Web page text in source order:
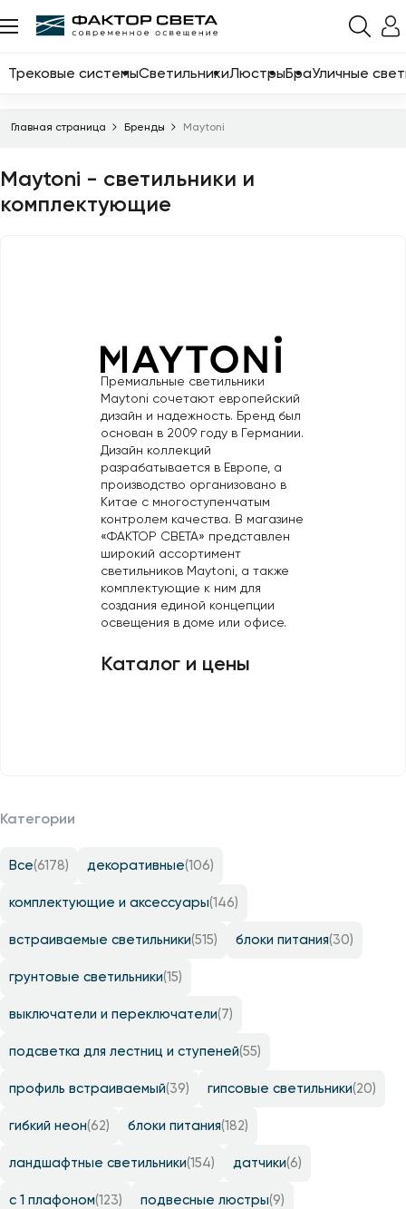
Трековые системыСветильникиЛюстрыБраУличные
Главная страница Бренды Maytoni
Maytoni - светильники и
комплектующие
Премиальные светильники
Maytoni сочетают европейский
дизайн и надежность. Бренд был
основан в 2009 году в Германии.
Дизайн коллекций
разрабатывается в Европе, а
производство организовано в
Китае с многоступенчатым
контролем качества. В магазине
«ФАКТОР СВЕТА» представлен
широкий ассортимент
светильников Maytoni, а также
комплектующие к ним для
создания единой концепции
освещения в доме или офисе.
Каталог и цены
Категории
Все(6178) декоративные(106)
комплектующие и аксессуары(146)
встраиваемые светильники(515) блоки питания(30)
грунтовые светильники(15)
выключатели и переключатели(7)
подсветка для лестниц и ступеней(55)
профиль встраиваемый(39) гипсовые светильники(20)
гибкий неон(62) блоки питания(182)
ландшафтные светильники(154) датчики(6)
с 1 плафоном(123) подвесные люстры(9)
Назад
Каталог
Люстры
Бра
Настольные лампы
Профили для ленты